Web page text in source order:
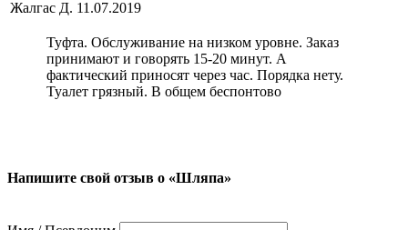
Жалгас Д. 11.07.2019
Туфта. Обслуживание на низком уровне. Заказ
принимают и говорять 15-20 минут. А
фактический приносят через час. Порядка нету.
Туалет грязный. В общем беспонтово
Напишите свой отзыв о «Шляпа»